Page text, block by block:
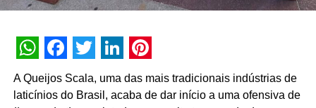
WhatsApp
Facebook
Twitter
LinkedIn
Pinterest
A Queijos Scala, uma das mais tradicionais indústrias de
laticínios do Brasil, acaba de dar início a uma ofensiva de